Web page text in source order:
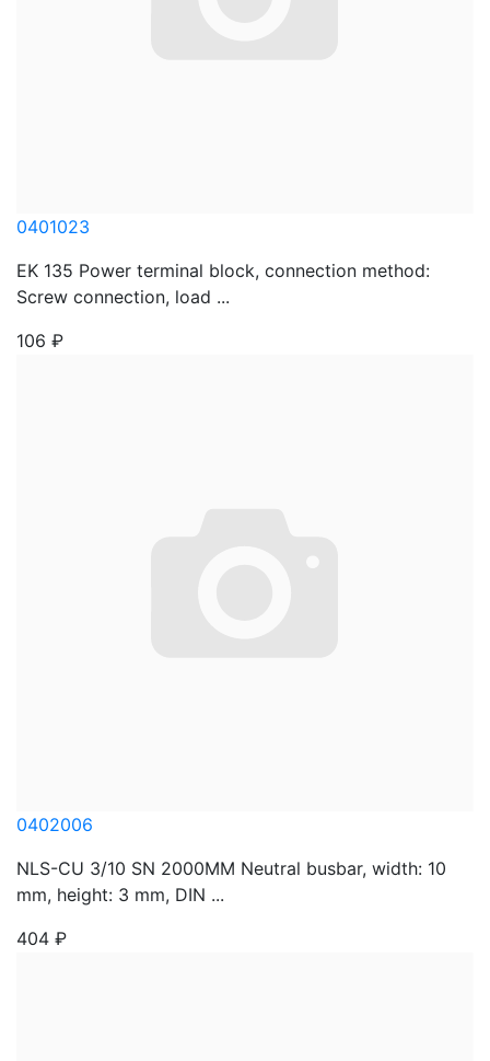
0401023
EK 135 Power terminal block, connection method:
Screw connection, load ...
106 ₽
0402006
NLS-CU 3/10 SN 2000MM Neutral busbar, width: 10
mm, height: 3 mm, DIN ...
404 ₽